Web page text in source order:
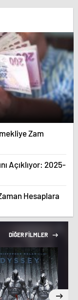
Zam
Açıklıyor: 2025-
Hesaplara
DİĞER FİLMLER